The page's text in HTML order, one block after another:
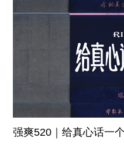
强爽520｜给真心话一